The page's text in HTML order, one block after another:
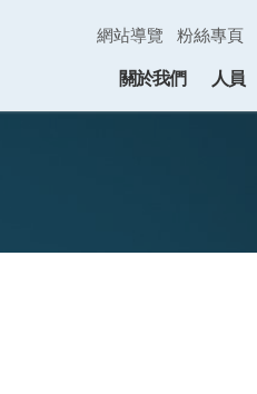
關於我們 人員
網站導覽 粉絲專頁